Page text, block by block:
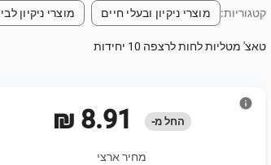
קטגוריות: מוצרי ניקיון ובעלי חיים מוצרי ניקיון
טאצ' מטליות לחות לרצפה 10 יחידות
החל מ-
מחיר ארצי
info